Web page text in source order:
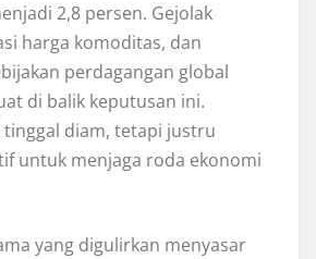
2,8 persen. Gejolak
harga komoditas, dan
perdagangan global
di balik keputusan ini.
diam, tetapi justru
untuk menjaga roda ekonomi
yang digulirkan menyasar